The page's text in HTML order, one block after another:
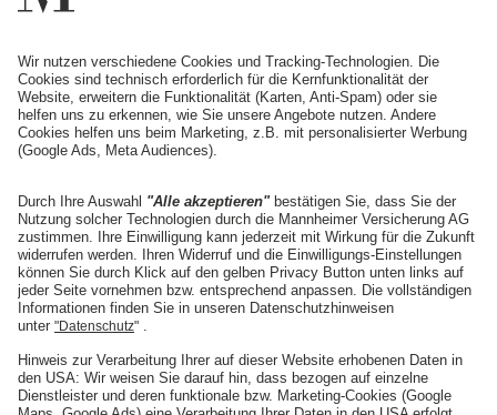
Ansprechpartner finden
Schaden melden
Adresse ändern
Die Mannheimer
Unternehmen
Karriere
Nachhaltigkeit